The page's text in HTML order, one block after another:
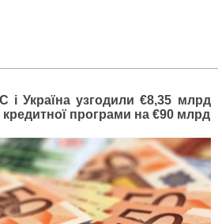
і Україна узгодили €8,35 млрд
програми на €90 млрд